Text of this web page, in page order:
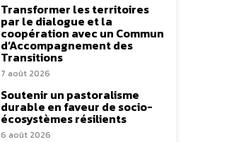
Transformer les territoires
par le dialogue et la
coopération avec un Commun
d’Accompagnement des
Transitions
7 août 2026
Soutenir un pastoralisme
durable en faveur de socio-
écosystèmes résilients
6 août 2026